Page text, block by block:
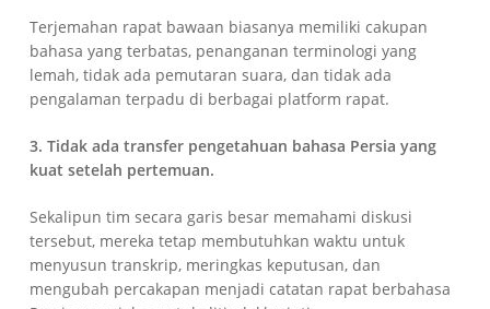
Terjemahan rapat bawaan biasanya memiliki cakupan
bahasa yang terbatas, penanganan terminologi yang
lemah, tidak ada pemutaran suara, dan tidak ada
pengalaman terpadu di berbagai platform rapat.
3. Tidak ada transfer pengetahuan bahasa Persia yang
kuat setelah pertemuan.
Sekalipun tim secara garis besar memahami diskusi
tersebut, mereka tetap membutuhkan waktu untuk
menyusun transkrip, meringkas keputusan, dan
mengubah percakapan menjadi catatan rapat berbahasa